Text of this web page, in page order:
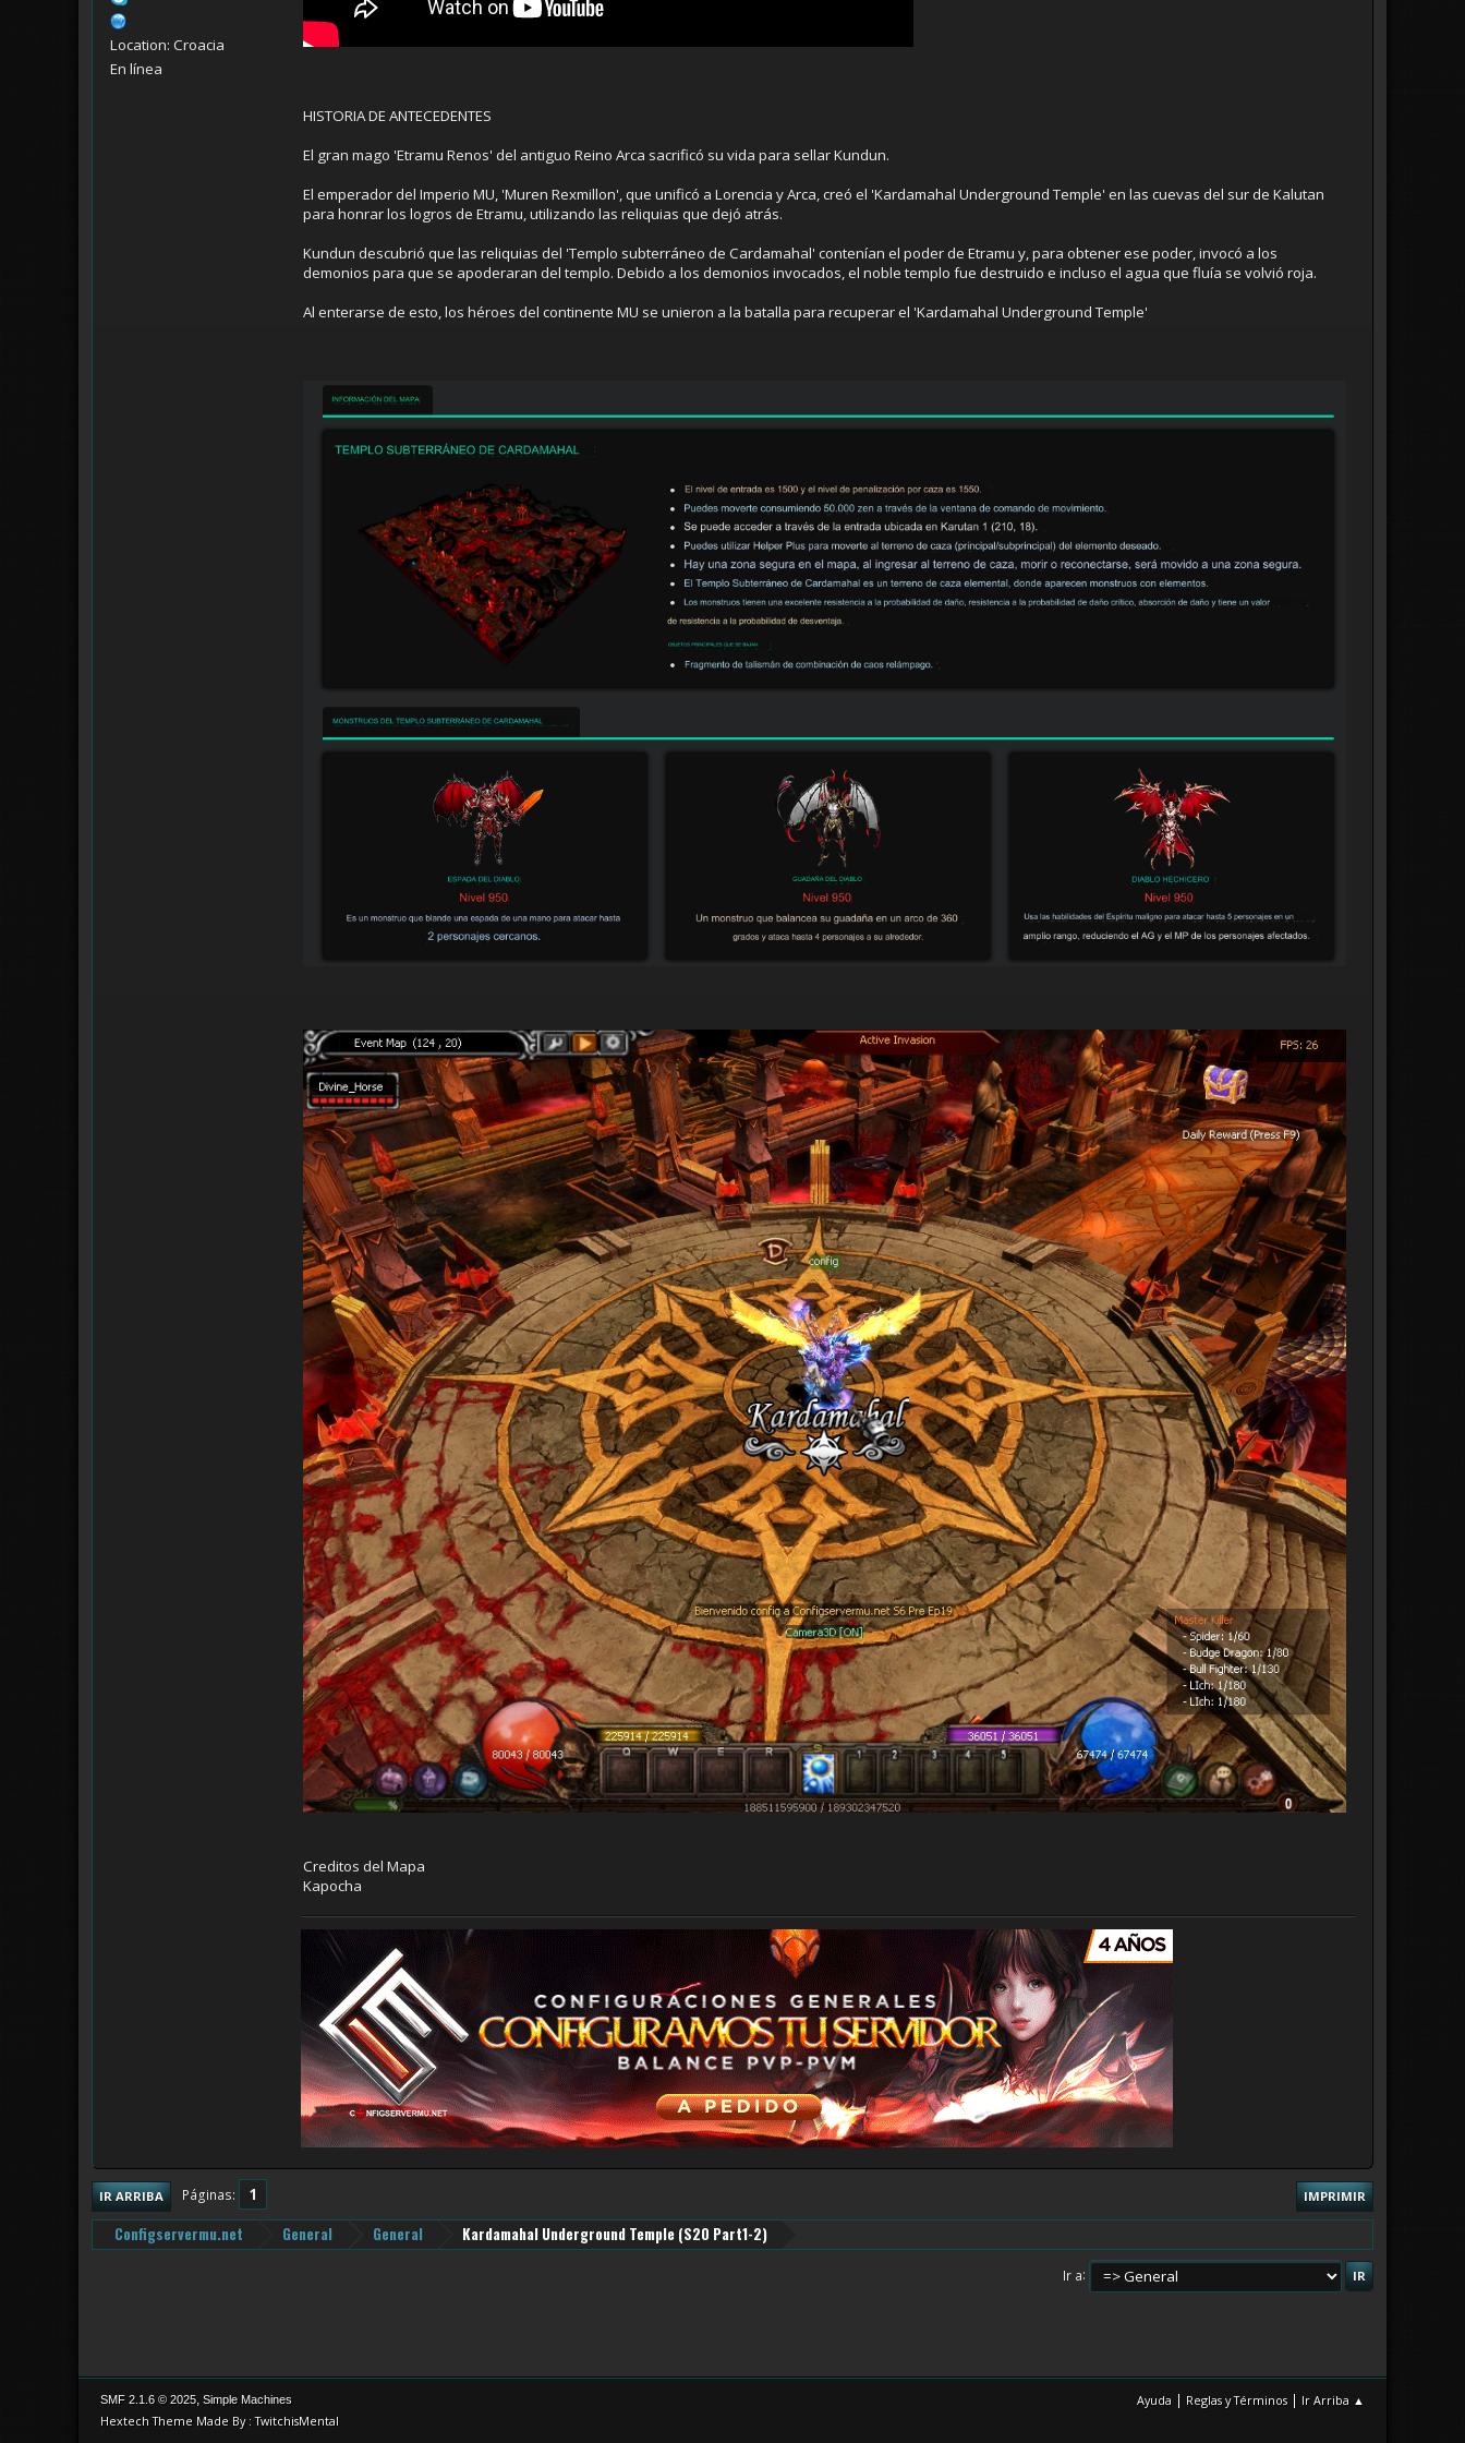
Location: Croacia
En línea
HISTORIA DE ANTECEDENTES
El gran mago 'Etramu Renos' del antiguo Reino Arca sacrificó su vida para sellar Kundun.
El emperador del Imperio MU, 'Muren Rexmillon', que unificó a Lorencia y Arca, creó el 'Kardamahal Underground Temple' en las cuevas del sur de Kalutan
para honrar los logros de Etramu, utilizando las reliquias que dejó atrás.
Kundun descubrió que las reliquias del 'Templo subterráneo de Cardamahal' contenían el poder de Etramu y, para obtener ese poder, invocó a los
demonios para que se apoderaran del templo. Debido a los demonios invocados, el noble templo fue destruido e incluso el agua que fluía se volvió roja.
Al enterarse de esto, los héroes del continente MU se unieron a la batalla para recuperar el 'Kardamahal Underground Temple'
Creditos del Mapa
Kapocha
IMPRIMIR
IR ARRIBA Páginas 1
Configservermu.net General General Kardamahal Underground Temple (S20 Part1-2)
Ir a
Ayuda | Reglas y Términos | Ir Arriba ▲
SMF 2.1.6 © 2025, Simple Machines
Hextech Theme Made By : TwitchisMental